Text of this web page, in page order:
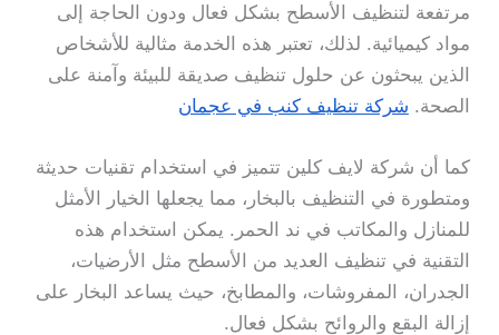
مرتفعة لتنظيف الأسطح بشكل فعال ودون الحاجة إلى
مواد كيميائية. لذلك، تعتبر هذه الخدمة مثالية للأشخاص
الذين يبحثون عن حلول تنظيف صديقة للبيئة وآمنة على
الصحة. شركة تنظيف كنب في عجمان
كما أن شركة لايف كلين تتميز في استخدام تقنيات حديثة
ومتطورة في التنظيف بالبخار، مما يجعلها الخيار الأمثل
للمنازل والمكاتب في ند الحمر. يمكن استخدام هذه
التقنية في تنظيف العديد من الأسطح مثل الأرضيات،
الجدران، المفروشات، والمطابخ، حيث يساعد البخار على
إزالة البقع والروائح بشكل فعال.